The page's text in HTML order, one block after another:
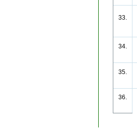
33.
34.
35.
36.